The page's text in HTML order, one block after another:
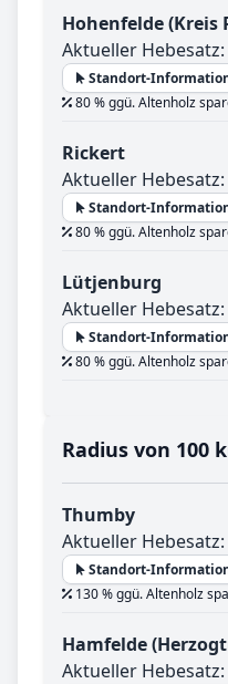
Hohenfelde (Kreis
Aktueller Hebesatz:
Standort-
80 % ggü. Altenholz
Rickert
Aktueller Hebesatz:
Standort-
80 % ggü. Altenholz
Lütjenburg
Aktueller Hebesatz:
Standort-
80 % ggü. Altenholz
Radius von 100
Thumby
Aktueller Hebesatz:
Standort-
130 % ggü. Altenholz
Hamfelde
Aktueller Hebesatz: